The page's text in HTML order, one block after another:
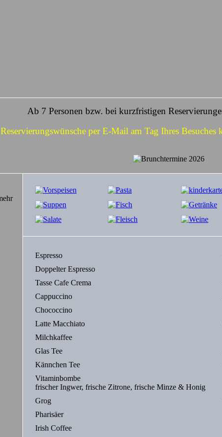
Ab 7 Personen bzw. bei kurzfristigen
Reservierungswünsche per E-Mail am Tag Ihres
Espresso
Doppelter Espresso
Tasse Cafe Crema
Cappuccino
Chococcino
Latte Macchiato
Milchkaffee
Glas Tee
Kännchen Tee
Vitaminbombe
frischer Ingwer, frische Zitrone, frische Minze & Honig
Grog
Pharisäer
Irish Coffee